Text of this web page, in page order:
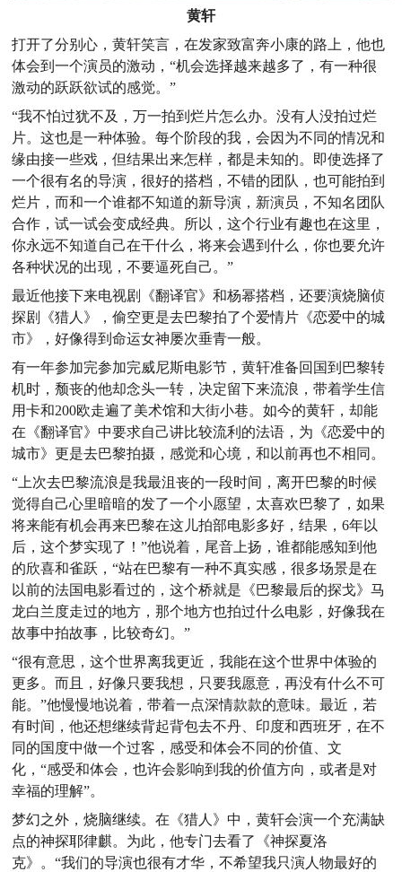
黄轩
打开了分别心，黄轩笑言，在发家致富奔小康的路上，他也
体会到一个演员的激动，“机会选择越来越多了，有一种很
激动的跃跃欲试的感觉。”
“我不怕过犹不及，万一拍到烂片怎么办。没有人没拍过烂
片。这也是一种体验。每个阶段的我，会因为不同的情况和
缘由接一些戏，但结果出来怎样，都是未知的。即使选择了
一个很有名的导演，很好的搭档，不错的团队，也可能拍到
烂片，而和一个谁都不知道的新导演，新演员，不知名团队
合作，试一试会变成经典。所以，这个行业有趣也在这里，
你永远不知道自己在干什么，将来会遇到什么，你也要允许
各种状况的出现，不要逼死自己。”
最近他接下来电视剧《翻译官》和杨幂搭档，还要演烧脑侦
探剧《猎人》，偷空更是去巴黎拍了个爱情片《恋爱中的城
市》，好像得到命运女神屡次垂青一般。
有一年参加完参加完威尼斯电影节，黄轩准备回国到巴黎转
机时，颓丧的他却念头一转，决定留下来流浪，带着学生信
用卡和200欧走遍了美术馆和大街小巷。如今的黄轩，却能
在《翻译官》中要求自己讲比较流利的法语，为《恋爱中的
城市》更是去巴黎拍摄，感觉和心境，和以前再也不相同。
“上次去巴黎流浪是我最沮丧的一段时间，离开巴黎的时候
觉得自己心里暗暗的发了一个小愿望，太喜欢巴黎了，如果
将来能有机会再来巴黎在这儿拍部电影多好，结果，6年以
后，这个梦实现了！”他说着，尾音上扬，谁都能感知到他
的欣喜和雀跃，“站在巴黎有一种不真实感，很多场景是在
以前的法国电影看过的，这个桥就是《巴黎最后的探戈》马
龙白兰度走过的地方，那个地方也拍过什么电影，好像我在
故事中拍故事，比较奇幻。”
“很有意思，这个世界离我更近，我能在这个世界中体验的
更多。而且，好像只要我想，只要我愿意，再没有什么不可
能。”他慢慢地说着，带着一点深情款款的意味。最近，若
有时间，他还想继续背起背包去不丹、印度和西班牙，在不
同的国度中做一个过客，感受和体会不同的价值、文
化，“感受和体会，也许会影响到我的价值方向，或者是对
幸福的理解”。
梦幻之外，烧脑继续。在《猎人》中，黄轩会演一个充满缺
点的神探耶律麒。为此，他专门去看了《神探夏洛
克》。“我们的导演也很有才华，不希望我只演人物最好的